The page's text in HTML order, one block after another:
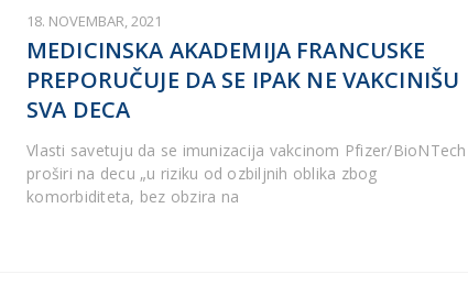
18. NOVEMBAR, 2021
MEDICINSKA AKADEMIJA FRANCUSKE
PREPORUČUJE DA SE IPAK NE VAKCINIŠU
SVA DECA
Vlasti savetuju da se imunizacija vakcinom Pfizer/BioNTech
proširi na decu „u riziku od ozbiljnih oblika zbog
komorbiditeta, bez obzira na